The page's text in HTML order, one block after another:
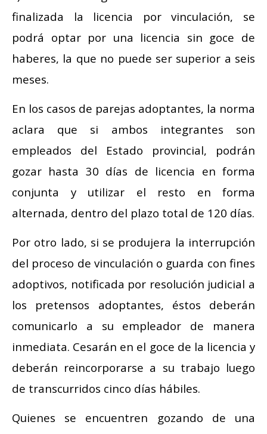
finalizada la licencia por vinculación, se
podrá optar por una licencia sin goce de
haberes, la que no puede ser superior a seis
meses.
En los casos de parejas adoptantes, la norma
aclara que si ambos integrantes son
empleados del Estado provincial, podrán
gozar hasta 30 días de licencia en forma
conjunta y utilizar el resto en forma
alternada, dentro del plazo total de 120 días.
Por otro lado, si se produjera la interrupción
del proceso de vinculación o guarda con fines
adoptivos, notificada por resolución judicial a
los pretensos adoptantes, éstos deberán
comunicarlo a su empleador de manera
inmediata. Cesarán en el goce de la licencia y
deberán reincorporarse a su trabajo luego
de transcurridos cinco días hábiles.
Quienes se encuentren gozando de una